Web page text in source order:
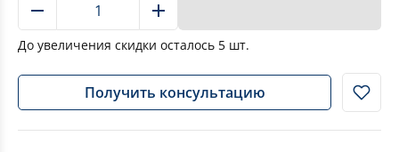
До увеличения скидки осталось 5 шт.
Получить консультацию